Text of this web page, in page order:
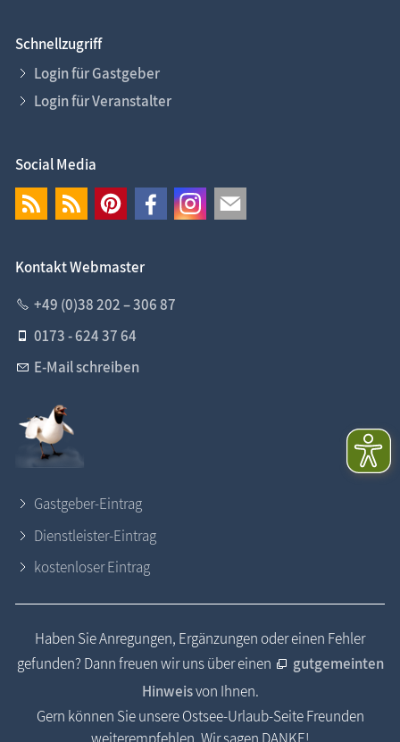
Schnellzugriff
Login für Gastgeber
Login für Veranstalter
Social Media
Kontakt Webmaster
+49 (0)38 202 – 306 87
0173 - 624 37 64
E-Mail schreiben
Gastgeber-Eintrag
Dienstleister-Eintrag
kostenloser Eintrag
Haben Sie Anregungen, Ergänzungen oder einen Fehler
gefunden? Dann freuen wir uns über einen
gutgemeinten
Hinweisvon Ihnen.
Gern können Sie unsere Ostsee-Urlaub-Seite Freunden